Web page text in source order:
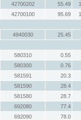
42700202 55.49
42700100 95.69
4940030
25.45
580310
0.55
580300
0.76
581591
20.3
581590
28.4
581580
28.7
692080
77.4
692090
78.0